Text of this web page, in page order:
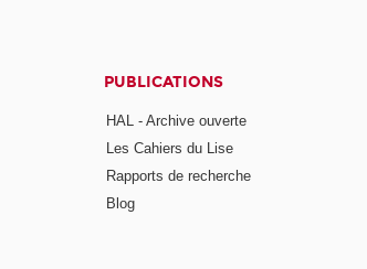
PUBLICATIONS
HAL - Archive ouverte
Les Cahiers du Lise
Rapports de recherche
Blog